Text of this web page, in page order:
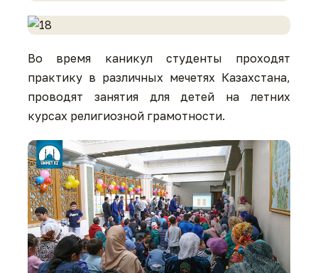
Во время каникул студенты проходят
практику в различных мечетях Казахстана,
проводят занятия для детей на летних
курсах религиозной грамотности.